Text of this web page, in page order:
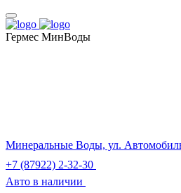
Гермес МинВоды
Минеральные Воды, ул.
+7 (87922) 2-32-30
Авто в наличии